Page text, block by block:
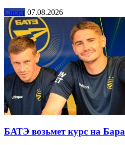
Спорт 07.08.2026
БАТЭ возьмет курс на